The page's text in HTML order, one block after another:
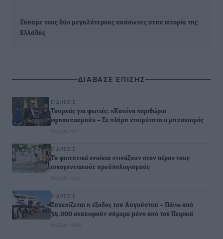
Ζήσαμε τους δύο μεγαλύτερους καύσωνες στην ιστορία της
Ελλάδας
ΔΙΑΒΑΣΕ ΕΠΙΣΗΣ
ΕΙΔΉΣΕΙΣ
Τουρνάς για φωτιές: «Κανένα περιθώριο
εφησυχασμού» – Σε πλήρη ετοιμότητα ο μηχανισμός
09.08.26 · 11:12
ΕΙΔΉΣΕΙΣ
Τα φοιτητικά ενοίκια «τινάζουν στον αέρα» τους
οικογενειακούς προϋπολογισμούς
09.08.26 · 10:24
ΕΙΔΉΣΕΙΣ
Συνεχίζεται η έξοδος του Αυγούστου – Πάνω από
34.000 αναχωρούν σήμερα μόνο από τον Πειραιά
09.08.26 · 09:57